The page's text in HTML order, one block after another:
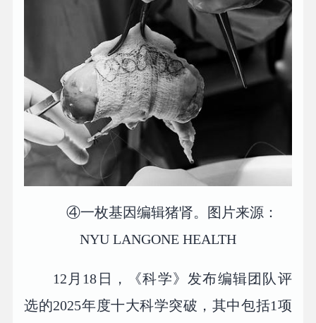
④一枚基因编辑猪肾。图片来源：
NYU LANGONE HEALTH
12月18日，《科学》发布编辑团队评
选的2025年度十大科学突破，其中包括1项